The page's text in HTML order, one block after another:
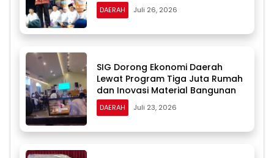
DAERAH Juli 26, 2026
SIG Dorong Ekonomi Daerah
Lewat Program Tiga Juta Rumah
dan Inovasi Material Bangunan
DAERAH Juli 23, 2026